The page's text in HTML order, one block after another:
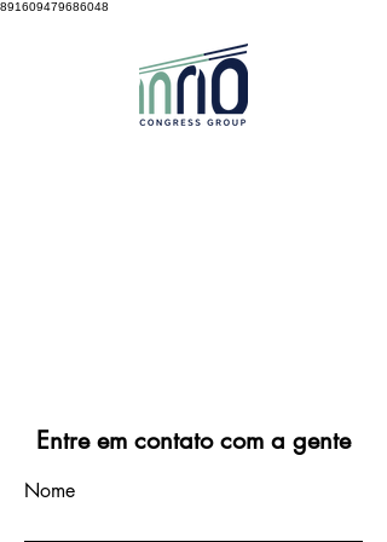
891609479686048
Entre em contato com a gente
Nome